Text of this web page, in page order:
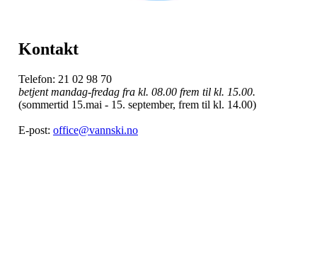
Kontakt
Telefon: 21 02 98 70
betjent mandag-fredag fra kl. 08.00 frem til kl. 15.00.
(sommertid 15.mai - 15. september, frem til kl. 14.00)
E-post: office@vannski.no